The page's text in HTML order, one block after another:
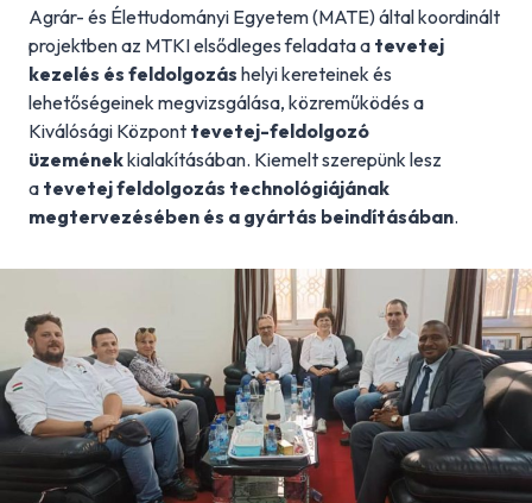
Agrár- és Élettudományi Egyetem (MATE) által koordinált
projektben az MTKI elsődleges feladata a tevetej
kezelés és feldolgozás helyi kereteinek és
lehetőségeinek megvizsgálása, közreműködés a
Kiválósági Központ tevetej-feldolgozó
üzeménekkialakításában. Kiemelt szerepünk lesz
a tevetej feldolgozás technológiájának
megtervezésében és a gyártás beindításában.